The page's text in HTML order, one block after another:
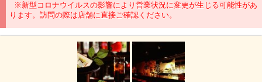
※新型コロナウイルスの影響により営業状況に変更が生じる可能性があ
ります。訪問の際は店舗に直接ご確認ください。